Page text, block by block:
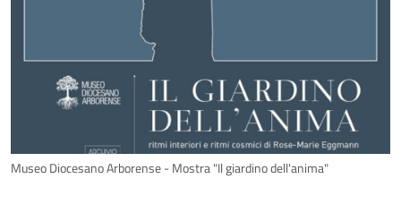
Museo Diocesano Arborense - Mostra "Il giardino dell'anima"